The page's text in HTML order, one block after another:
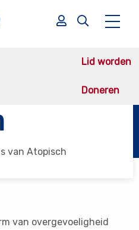
Lid worden
Doneren
van Atopisch
van overgevoeligheid